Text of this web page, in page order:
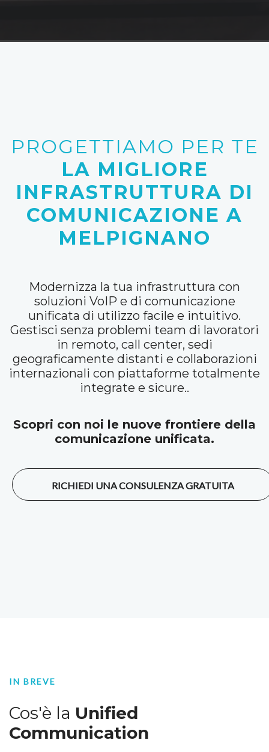
PROGETTIAMO PER TE
LA MIGLIORE
INFRASTRUTTURA DI
COMUNICAZIONE A
MELPIGNANO
Modernizza la tua infrastruttura con
soluzioni VoIP e di comunicazione
unificata di utilizzo facile e intuitivo.
Gestisci senza problemi team di lavoratori
in remoto, call center, sedi
geograficamente distanti e collaborazioni
internazionali con piattaforme totalmente
integrate e sicure..
Scopri con noi le nuove frontiere della
comunicazione unificata.
RICHIEDI UNA CONSULENZA GRATUITA
IN BREVE
Cos'è la Unified
Communication